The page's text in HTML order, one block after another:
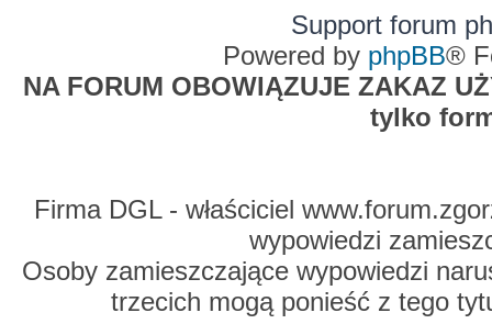
Support forum
Powered by phpBB®
NA FORUM OBOWIĄZUJE ZAKAZ
tylko
Firma DGL - właściciel
wypowiedzi
Osoby zamieszczające wypowiedzi
trzecich mogą ponieść z tego